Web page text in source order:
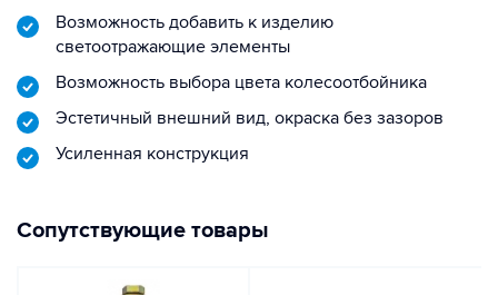
Возможность добавить к изделию
светоотражающие элементы
Возможность выбора цвета колесоотбойника
Эстетичный внешний вид, окраска без зазоров
Усиленная конструкция
Сопутствующие товары